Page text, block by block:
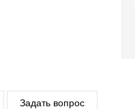
Задать вопрос